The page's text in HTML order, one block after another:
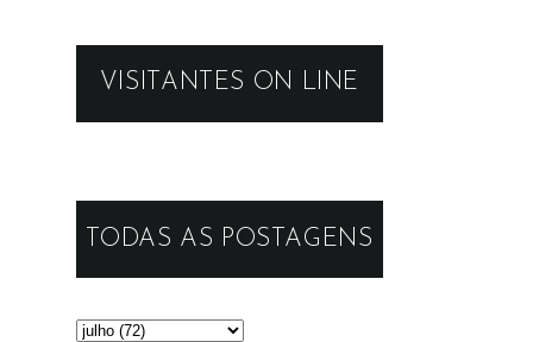
VISITANTES ON LINE
TODAS AS POSTAGENS